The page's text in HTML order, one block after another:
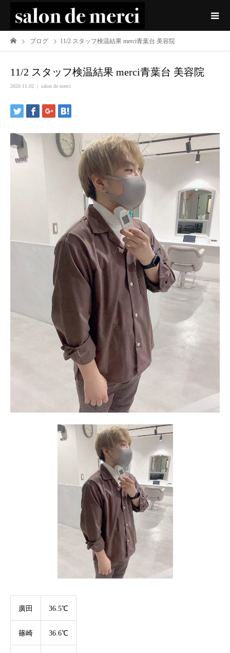
ブログ 11/2 スタッフ検温結果 merci青葉台 美容院
11/2 スタッフ検温結果 merci青葉台 美容院
2020.11.02 salon de merci
廣田 36.5℃
篠崎 36.6℃